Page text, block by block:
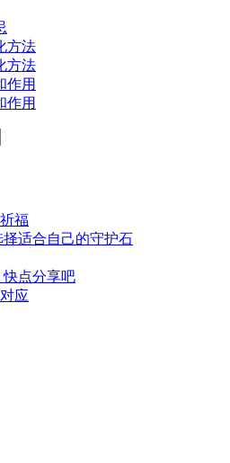
方法
方法
作用
作用
福
适合自己的守护石
快点分享吧
应